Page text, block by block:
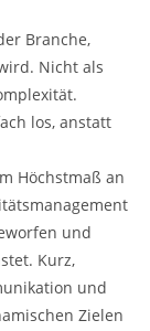
Branche,
Nicht als
los, anstatt
Höchstmaß an
und
Kurz,
und
Zielen